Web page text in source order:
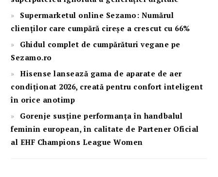
Supermarketul online Sezamo: Numărul
clienților care cumpără cireșe a crescut cu 66%
Ghidul complet de cumpărături vegane pe
Sezamo.ro
Hisense lansează gama de aparate de aer
condiționat 2026, creată pentru confort inteligent
în orice anotimp
Gorenje susține performanța în handbalul
feminin european, în calitate de Partener Oficial
al EHF Champions League Women